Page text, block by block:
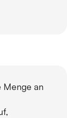
Menge an